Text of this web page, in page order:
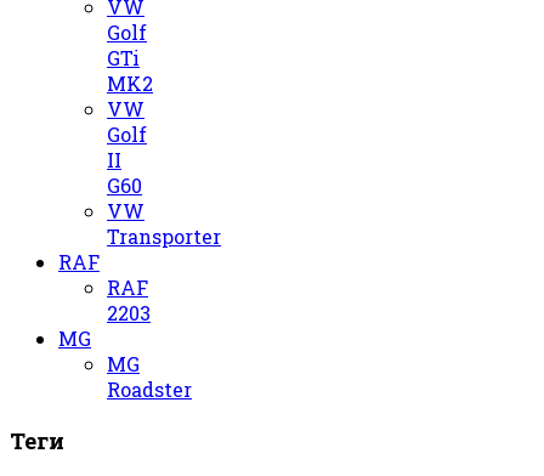
VW
Golf
GTi
MK2
VW
Golf
II
G60
VW
Transporter
RAF
RAF
2203
MG
MG
Roadster
Теги